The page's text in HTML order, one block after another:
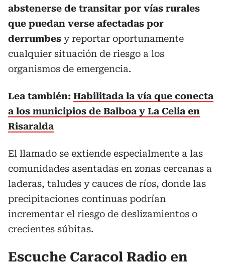
abstenerse de transitar por vías rurales
que puedan verse afectadas por
derrumbes y reportar oportunamente
cualquier situación de riesgo a los
organismos de emergencia.
Lea también: Habilitada la vía que conecta
a los municipios de Balboa y La Celia en
Risaralda
El llamado se extiende especialmente a las
comunidades asentadas en zonas cercanas a
laderas, taludes y cauces de ríos, donde las
precipitaciones continuas podrían
incrementar el riesgo de deslizamientos o
crecientes súbitas.
Escuche Caracol Radio en